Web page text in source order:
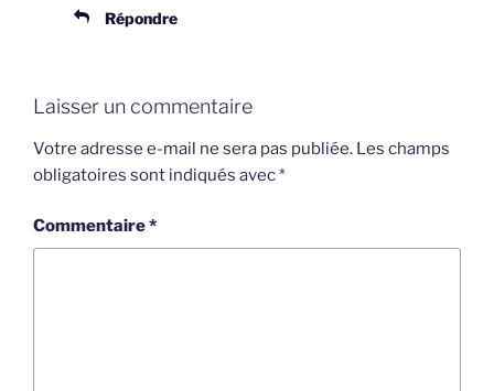
Répondre
Laisser un commentaire
Votre adresse e-mail ne sera pas publiée. Les champs
obligatoires sont indiqués avec*
Commentaire*